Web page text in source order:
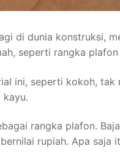
di dunia konstruksi,
seperti rangka plafon
ini, seperti kokoh,
kayu.
rangka plafon.
rupiah. Apa saja